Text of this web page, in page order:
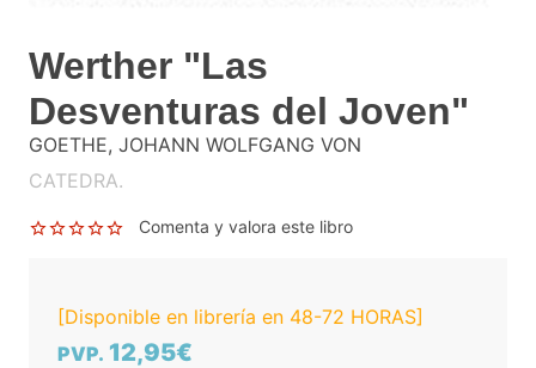
Werther "Las
Desventuras del Joven"
GOETHE, JOHANN WOLFGANG VON
CATEDRA.
Comenta y valora este libro
[Disponible en librería en 48-72 HORAS]
PVP. 12,95€